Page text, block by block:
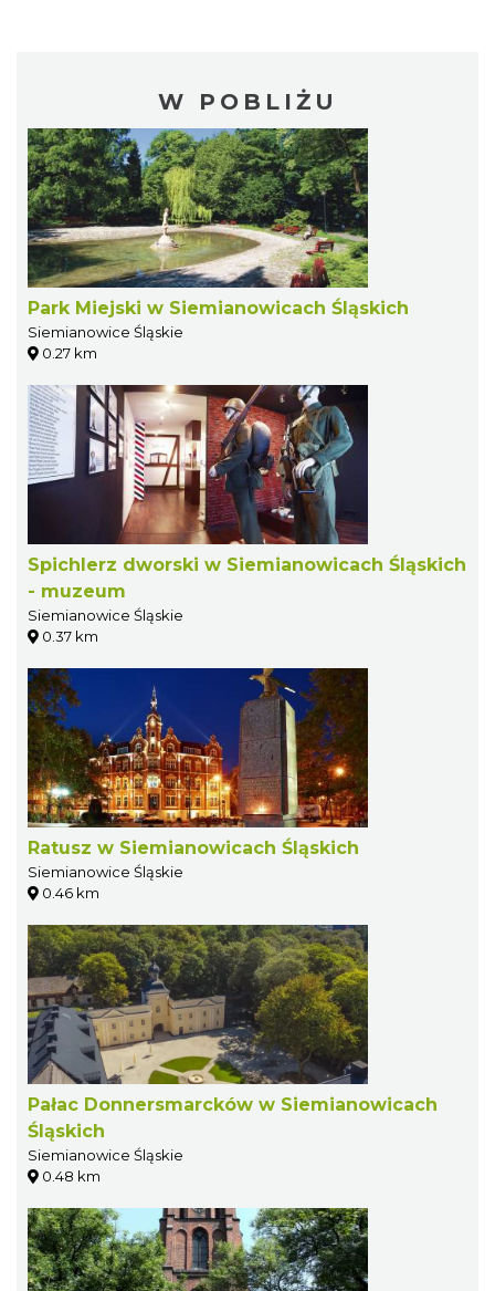
W POBLIŻU
Park Miejski w Siemianowicach Śląskich
Siemianowice Śląskie
0.27 km
Spichlerz dworski w Siemianowicach Śląskich
- muzeum
Siemianowice Śląskie
0.37 km
Ratusz w Siemianowicach Śląskich
Siemianowice Śląskie
0.46 km
Pałac Donnersmarcków w Siemianowicach
Śląskich
Siemianowice Śląskie
0.48 km